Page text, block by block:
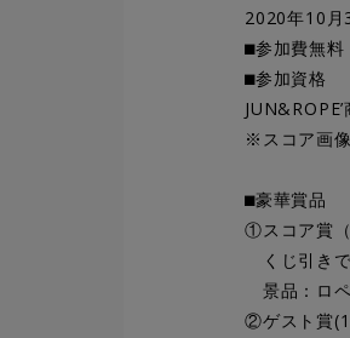
2020年10
⬛︎参加費無料
⬛︎参加資格
※スコア画
⬛︎豪華賞品
①スコア賞（
くじ引き
景品：ロ
②ゲスト賞